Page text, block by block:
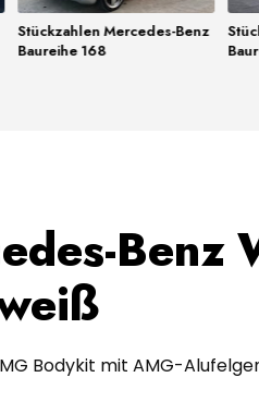
Stückzahlen Mercedes-Benz
Baureihe 168
Benz
Bodykit mit AMG-